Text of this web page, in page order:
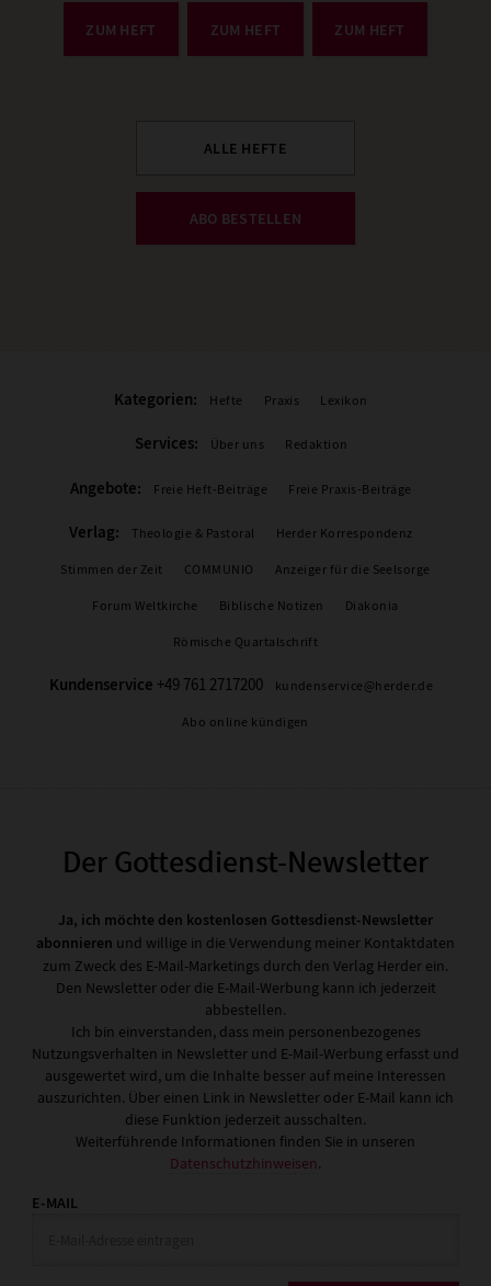
ZUM HEFT ZUM HEFT ZUM HEFT
ALLE HEFTE
ABO BESTELLEN
Kategorien: Hefte Praxis Lexikon
Services: Über uns Redaktion
Angebote: Freie Heft-Beiträge Freie Praxis-Beiträge
Verlag: Theologie & Pastoral Herder Korrespondenz
Stimmen der Zeit COMMUNIO Anzeiger für die Seelsorge
Forum Weltkirche Biblische Notizen Diakonia
Römische Quartalschrift
Kundenservice +49 761 2717200 kundenservice@herder.de
Abo online kündigen
Der Gottesdienst-Newsletter
Ja, ich möchte den kostenlosen Gottesdienst-Newsletter
abonnieren und willige in die Verwendung meiner Kontaktdaten
zum Zweck des E-Mail-Marketings durch den Verlag Herder ein.
Den Newsletter oder die E-Mail-Werbung kann ich jederzeit
abbestellen.
Ich bin einverstanden, dass mein personenbezogenes
Nutzungsverhalten in Newsletter und E-Mail-Werbung erfasst und
ausgewertet wird, um die Inhalte besser auf meine Interessen
auszurichten. Über einen Link in Newsletter oder E-Mail kann ich
diese Funktion jederzeit ausschalten.
Weiterführende Informationen finden Sie in unseren
Datenschutzhinweisen.
E-MAIL